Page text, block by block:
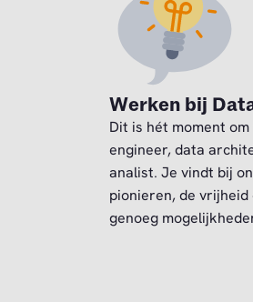
Werken bij
Dit is hét moment om
engineer, data
analist. Je vindt bij
pionieren, de
genoeg